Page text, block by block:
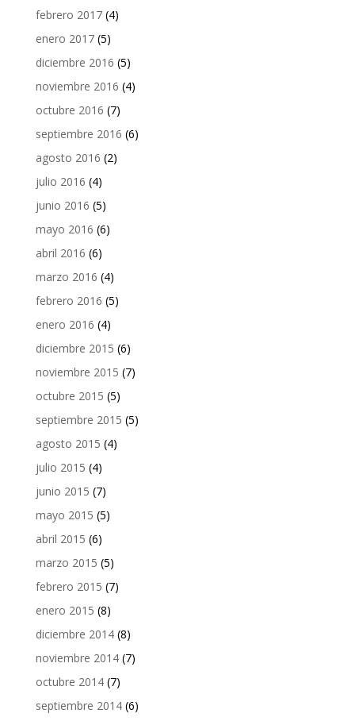
febrero 2017(4)
enero 2017(5)
diciembre 2016 (5)
noviembre 2016 (4)
octubre 2016 (7)
septiembre 2016 (6)
agosto 2016 (2)
julio 2016 (4)
junio 2016 (5)
mayo 2016 (6)
abril 2016 (6)
marzo 2016 (4)
febrero 2016 (5)
enero 2016 (4)
diciembre 2015 (6)
noviembre 2015 (7)
octubre 2015 (5)
septiembre 2015 (5)
agosto 2015 (4)
julio 2015 (4)
junio 2015 (7)
mayo 2015 (5)
abril 2015 (6)
marzo 2015 (5)
febrero 2015 (7)
enero 2015 (8)
diciembre 2014(8)
noviembre 2014(7)
octubre 2014(7)
septiembre 2014(6)